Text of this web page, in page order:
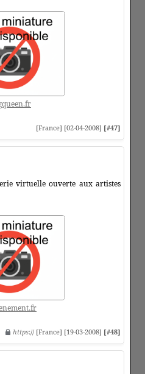
[France] [02-04-2008] [#47]
virtuelle ouverte aux artistes
https:// [France] [19-03-2008] [#48]